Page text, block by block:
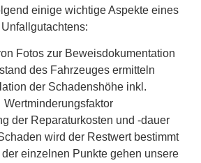
einige wichtige Aspekte eines
Unfallgutachtens:
Fotos zur Beweisdokumentation
des Fahrzeuges ermitteln
der Schadenshöhe inkl.
Wertminderungsfaktor
der Reparaturkosten und -dauer
wird der Restwert bestimmt
einzelnen Punkte gehen unsere